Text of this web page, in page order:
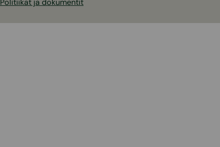
Politiikat ja dokumentit